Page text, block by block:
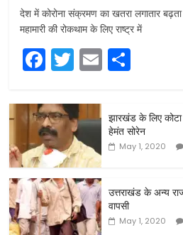
देश में कोरोना संक्रमण का खतरा लगातार बढ़ता
महामारी की रोकथाम के लिए राष्ट्र में
F
a
c
e
b
o
o
k
T
w
itt
er
E
m
ar
e
झारखंड के लिए कोटा
हेमंत सोरेन
May 1, 2020
उत्तराखंड के अन्य
वापसी
May 1, 2020